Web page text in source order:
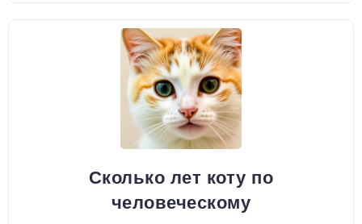
Сколько лет коту по
человеческому